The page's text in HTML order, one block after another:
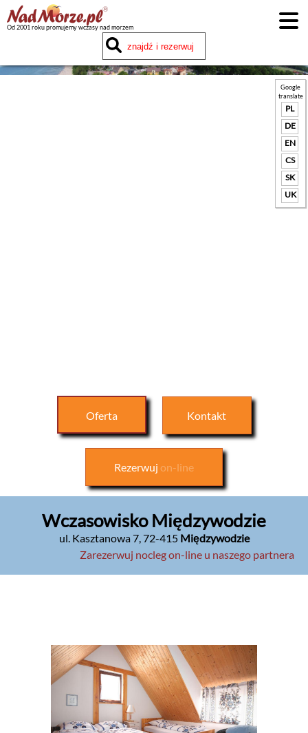
Od 2001 roku promujemy wczasy nad morzem
Google
translate
PL
DE
EN
CS
SK
UK
Oferta Kontakt
Rezerwuj on-line
Wczasowisko Międzywodzie
ul. Kasztanowa 7,72-415 Międzywodzie
Zarezerwuj nocleg on-line u naszego partnera